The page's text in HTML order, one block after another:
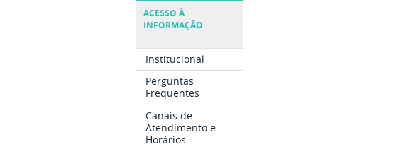
ACESSO À
INFORMAÇÃO
Institucional
Perguntas
Frequentes
Canais de
Atendimento e
Horários